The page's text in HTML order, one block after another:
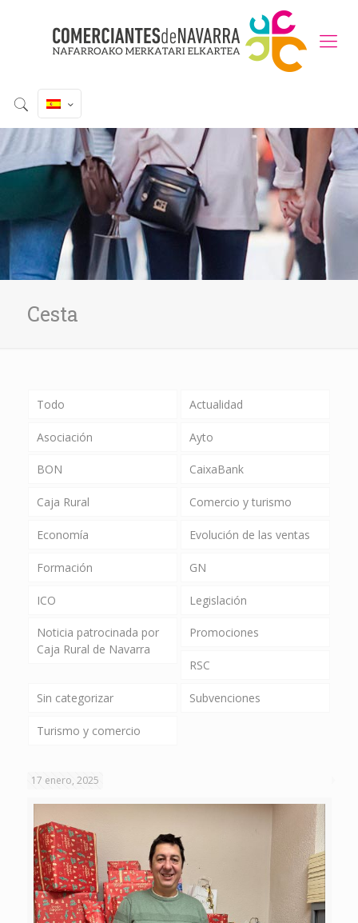
Cesta
Todo Actualidad
Asociación Ayto
BON CaixaBank
Caja Rural Comercio y turismo
Economía Evolución de las ventas
Formación GN
ICO Legislación
Noticia patrocinada por
Caja Rural de Navarra
Promociones
RSC
Sin categorizar Subvenciones
Turismo y comercio
17 enero, 2025